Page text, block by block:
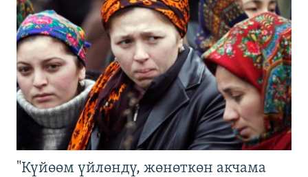
"Күйөөм үйлөндү, жөнөткөн акчама